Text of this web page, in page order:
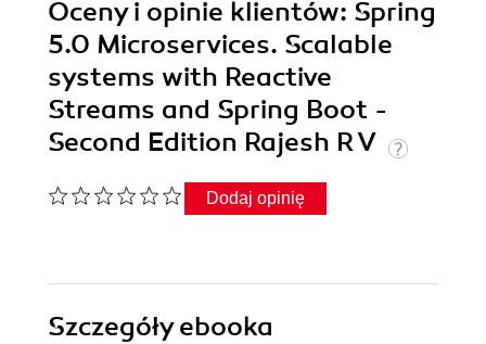
Oceny i opinie klientów: Spring
5.0 Microservices. Scalable
systems with Reactive
Streams and Spring Boot -
Second Edition Rajesh R V
Dodaj opinię
Szczegółyebooka